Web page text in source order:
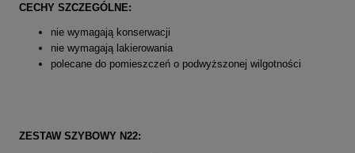
CECHY SZCZEGÓLNE:
nie wymagają konserwacji
nie wymagają lakierowania
polecane do pomieszczeń o podwyższonej wilgotności
ZESTAW SZYBOWY N22: